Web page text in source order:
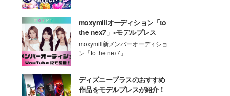
moxymillオーディション「to
the nex7」×モデルプレス
moxymill新メンバーオーディショ
ン「to the nex7」
ディズニープラスのおすすめ
作品をモデルプレスが紹介！